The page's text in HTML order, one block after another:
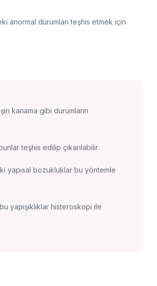
anormal durumları teşhis etmek için
kanama gibi durumların
teşhis edilip çıkarılabilir.
yapısal bozukluklar bu yöntemle
yapışıklıklar histeroskopi ile